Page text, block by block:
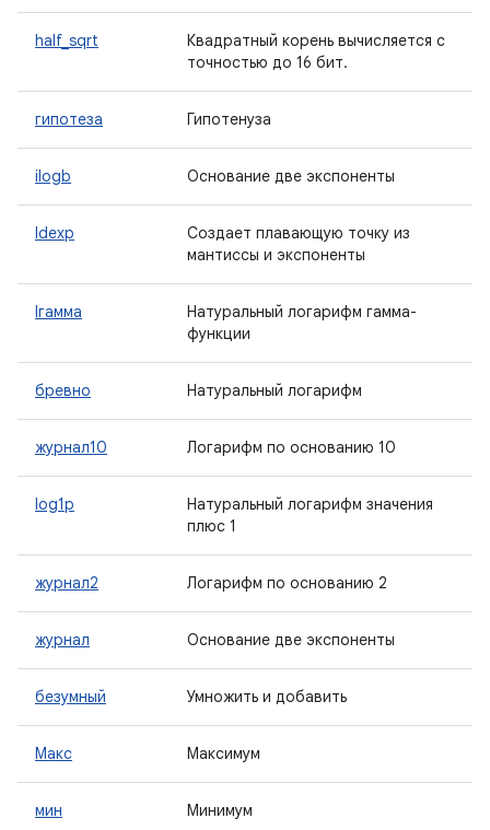
half_sqrt
Квадратный корень вычисляется с
точностью до 16 бит.
гипотеза Гипотенуза
ilogb Основание две экспоненты
ldexp
Создает плавающую точку из
мантиссы и экспоненты
lгамма
Натуральный логарифм гамма-
функции
бревно Натуральный логарифм
журнал10 Логарифм по основанию 10
log1p
Натуральный логарифм значения
плюс 1
журнал2 Логарифм по основанию 2
журнал Основание две экспоненты
безумный Умножить и добавить
Макс Максимум
мин Минимум